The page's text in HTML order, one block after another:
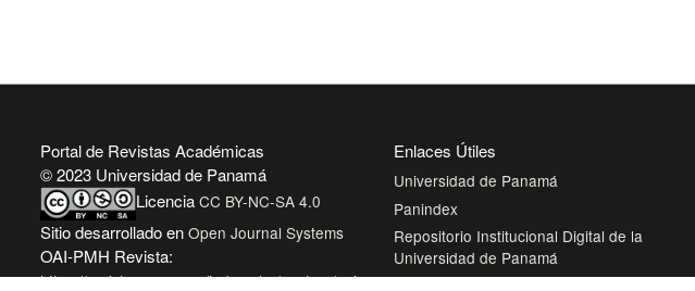
Portal de Revistas Académicas
© 2023 Universidad de Panamá
Licencia CC BY-NC-SA 4.0
Sitio desarrollado en Open Journal Systems
OAI-PMH Revista:
https://revistas.up.ac.pa/index.php/centros/oai
Enlaces Útiles
Universidad de Panamá
Panindex
Repositorio Institucional Digital de la
Universidad de Panamá
Sistema de Bibliotecas de la Universidad de